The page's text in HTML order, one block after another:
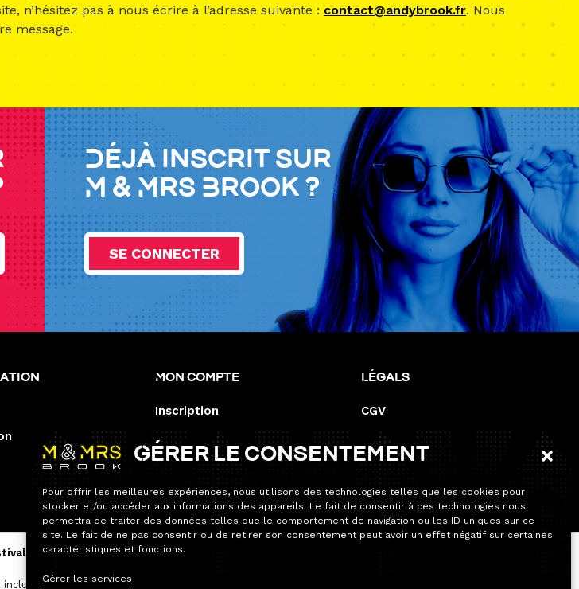
Gérer le consentement
Pour offrir les meilleures expériences, nous utilisons des technologies telles que les cookies pour
stocker et/ou accéder aux informations des appareils. Le fait de consentir à ces technologies nous
permettra de traiter des données telles que le comportement de navigation ou les ID uniques sur ce
site. Le fait de ne pas consentir ou de retirer son consentement peut avoir un effet négatif sur certaines
caractéristiques et fonctions.
Gérer les services
n’hésitez pas à nous écrire à l’adresse suivante : contact@andybrook.fr. Nous
message.
Déjà inscrit sur
M & Mrs Brook ?
SE CONNECTER
Mon compte
Inscription
Légals
CGV
Mentions de responsabilité
Mentions légales
Politique de cookies (UE)
— Service après-vente